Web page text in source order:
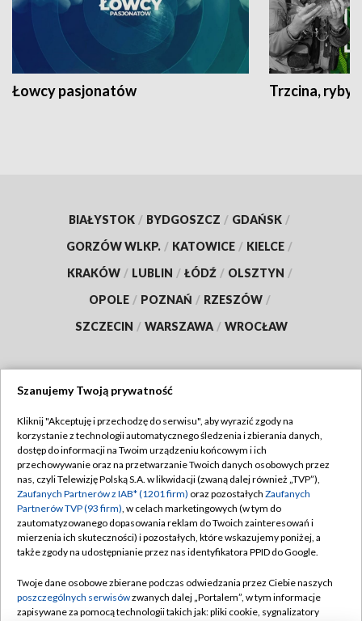
Łowcy pasjonatów Trzcina, ryby
BIAŁYSTOK / BYDGOSZCZ / GDAŃSK /
GORZÓW WLKP. / KATOWICE / KIELCE /
KRAKÓW / LUBLIN / ŁÓDŹ / OLSZTYN /
OPOLE / POZNAŃ / RZESZÓW /
SZCZECIN / WARSZAWA / WROCŁAW
TVP
Abonament TVP
Emisja w TVP
Centrum informacji TVP
Naziemna Telewizja Cyfrowa
Rada Programowa
Regulamin TVP
Polityka prywatności
Moje zgody
Pomoc
Kontakt
Szanujemy Twoją prywatność
Kliknij "Akceptuję i przechodzę do serwisu", aby wyrazić zgody na
korzystanie z technologii automatycznego śledzenia i zbierania danych,
dostęp do informacji na Twoim urządzeniu końcowym i ich
przechowywanie oraz na przetwarzanie Twoich danych osobowych przez
nas, czyli Telewizję Polską S.A. w likwidacji (zwaną dalej również „TVP”),
Zaufanych Partnerów z IAB* (1201 firm) oraz pozostałych Zaufanych
Partnerów TVP (93 firm), w celach marketingowych (w tym do
zautomatyzowanego dopasowania reklam do Twoich zainteresowań i
mierzenia ich skuteczności) i pozostałych, które wskazujemy poniżej, a
także zgody na udostępnianie przez nas identyfikatora PPID do Google.
Twoje dane osobowe zbierane podczas odwiedzania przez Ciebie naszych
poszczególnych serwisówzwanych dalej „Portalem”, w tym informacje
zapisywane za pomocą technologii takich jak: pliki cookie, sygnalizatory